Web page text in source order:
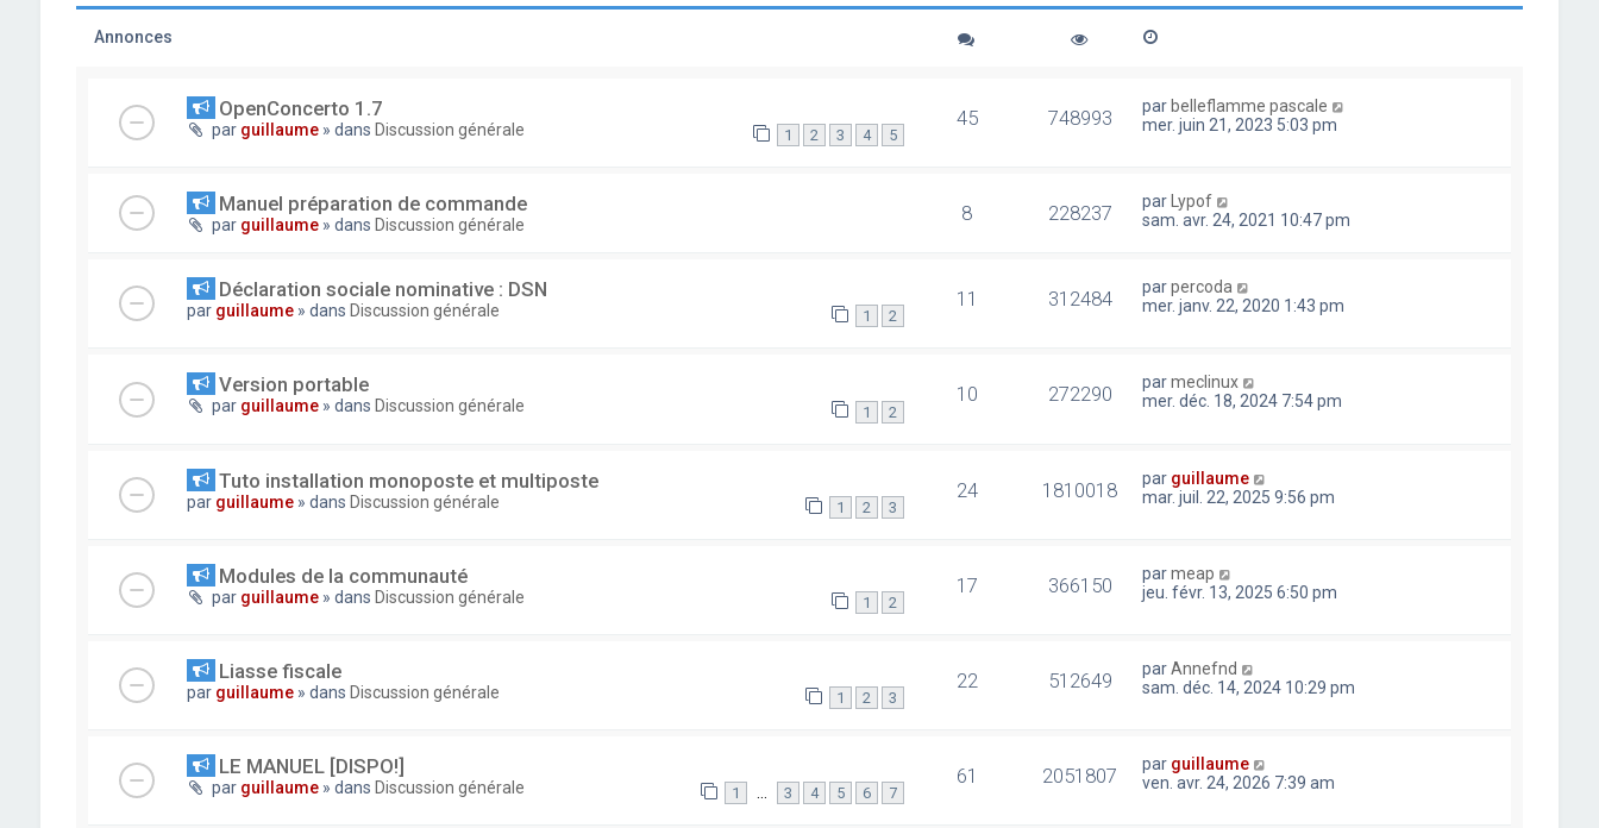
Annonces
OpenConcerto 1.7
par guillaume » dans Discussion générale 1 2 3 4 5
45 748993 par belleflamme pascale
mer. juin 21, 2023 5:03 pm
Manuel préparation de commande
par guillaume » dans Discussion générale 8 228237 par Lypof
sam. avr. 24, 2021 10:47 pm
Déclaration sociale nominative : DSN
par guillaume » dans Discussion générale 1 2
11 312484 parpercoda
mer. janv. 22, 2020 1:43 pm
Version portable
par guillaume » dans Discussion générale 1 2
10 272290 parmeclinux
mer. déc. 18, 2024 7:54 pm
Tuto installation monoposte et multiposte
par guillaume » dans Discussion générale 1 2 3
24 1810018 par guillaume
mar. juil. 22, 2025 9:56 pm
Modules de la communauté
par guillaume » dans Discussion générale 1 2
17 366150 parmeap
jeu. févr. 13, 2025 6:50 pm
Liasse fiscale
par guillaume » dans Discussion générale 1 2 3
22 512649 parAnnefnd
sam. déc. 14, 2024 10:29 pm
LE MANUEL [DISPO!]
par guillaume » dans Discussion générale 1 … 3 4 5 6 7
61 2051807 par guillaume
ven. avr. 24, 2026 7:39 am